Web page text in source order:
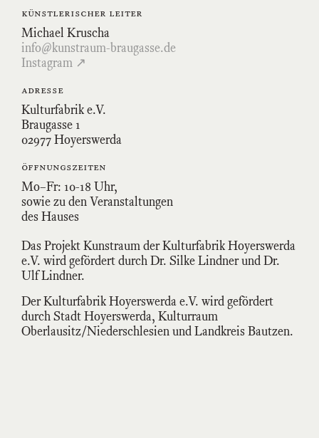
künstlerischer leiter
Michael Kruscha
info@kunstraum-braugasse.de
Instagram ↗
adresse
Kulturfabrik e.V.
Braugasse 1
02977 Hoyerswerda
öffnungszeiten
Mo–Fr: 10-18 Uhr,
sowie zu den Veranstaltungen
des Hauses
Das Projekt Kunstraum der Kulturfabrik Hoyerswerda
e.V. wird gefördert durch Dr. Silke Lindner und Dr.
Ulf Lindner.
Der Kulturfabrik Hoyerswerda e.V. wird gefördert
durch Stadt Hoyerswerda, Kulturraum
Oberlausitz/Niederschlesien und Landkreis Bautzen.